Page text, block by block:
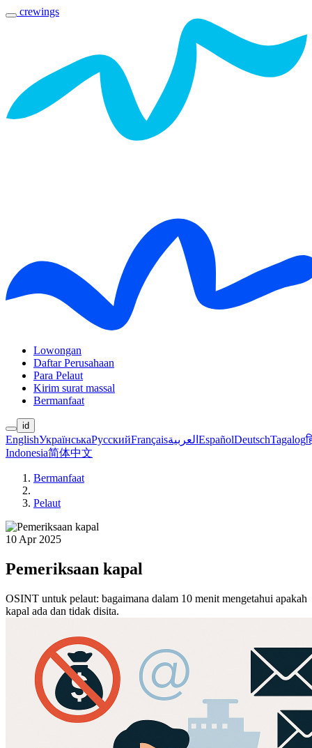
crewings
Lowongan
Daftar Perusahaan
Para Pelaut
Kirim surat massal
Bermanfaat
id
EnglishУкраїнськаРусскийFrançaisالعربية EspañolDeutschTagalog
Indonesia简体中文
Bermanfaat
Pelaut
10 Apr 2025
Pemeriksaan kapal
OSINT untuk pelaut: bagaimana dalam 10 menit mengetahui apakah
kapal ada dan tidak disita.